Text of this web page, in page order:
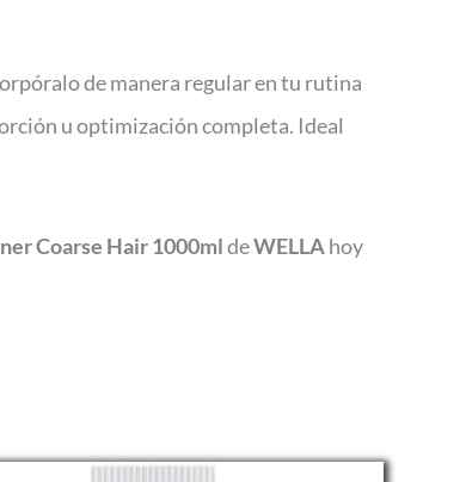
de manera regular en tu rutina
u optimización completa. Ideal
Coarse Hair 1000mldeWELLA hoy